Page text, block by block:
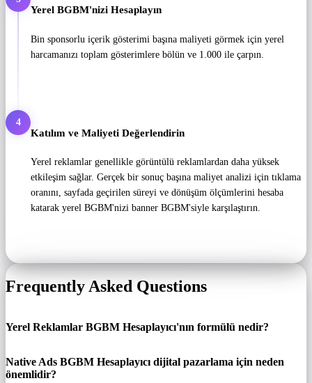
Yerel BGBM'nizi Hesaplayın
Bin sponsorlu içerik gösterimi başına maliyeti görmek için yerel
harcamanızı toplam gösterimlere bölün ve 1.000 ile çarpın.
4
Katılım ve Maliyeti Değerlendirin
Yerel reklamlar genellikle görüntülü reklamlardan daha yüksek
etkileşim sağlar. Gerçek bir sonuç başına maliyet analizi için tıklama
oranını, sayfada geçirilen süreyi ve dönüşüm ölçümlerini hesaba
katarak yerel BGBM'nizi banner BGBM'siyle karşılaştırın.
Frequently Asked Questions
Yerel Reklamlar BGBM Hesaplayıcı'nın formülü nedir?
Native Ads BGBM Hesaplayıcı dijital pazarlama için neden
önemlidir?